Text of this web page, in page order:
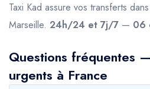
Taxi Kad assure vos transferts
Marseille. 24h/24 et 7j/7 — 06
Questions fréquentes
urgents à France